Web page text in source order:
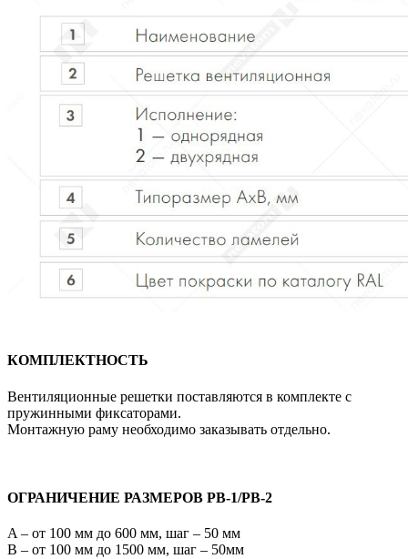
КОМПЛЕКТНОСТЬ
Вентиляционные решетки поставляются в комплекте с
пружинными фиксаторами.
Монтажную раму необходимо заказывать отдельно.
ОГРАНИЧЕНИЕ РАЗМЕРОВ РВ-1/РВ-2
A – от 100 мм до 600 мм, шаг – 50 мм
В – от 100 мм до 1500 мм, шаг – 50мм